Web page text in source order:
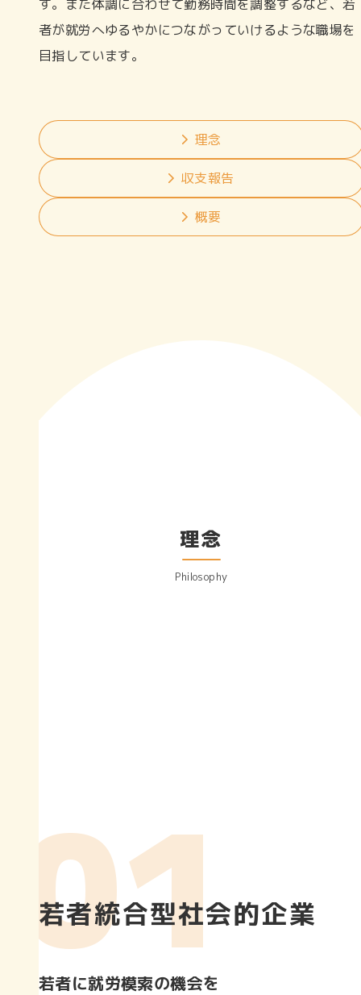
す。また体調に合わせて勤務時間を調整するなど、若
者が就労へゆるやかにつながっていけるような職場を
目指しています。
理念
収支報告
概要
理念
Philosophy
若者統合型社会的企業
若者に就労模索の機会を